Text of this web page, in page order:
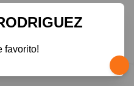
favorito!